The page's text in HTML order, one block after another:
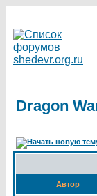
Dragon
Автор